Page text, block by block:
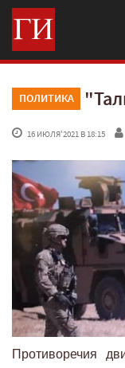
ПОЛИТИКА
16 ИЮЛЯ'2021 В 18:15
Противоречия